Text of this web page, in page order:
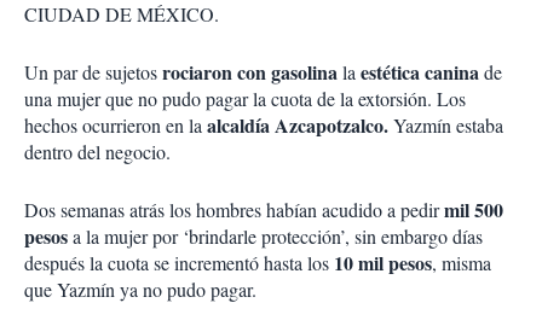
CIUDAD DE MÉXICO.
Un par de sujetosrociaron con gasolinala estética caninade
una mujer que no pudo pagar la cuota de la extorsión. Los
hechos ocurrieron en la alcaldía Azcapotzalco.Yazmín estaba
dentro del negocio.
Dos semanas atrás los hombres habían acudido a pedirmil 500
pesosa la mujer por ‘brindarle protección’, sin embargo días
después la cuota se incrementó hasta los 10 mil pesos, misma
que Yazmín ya no pudo pagar.